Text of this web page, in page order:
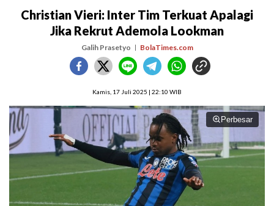
Christian Vieri: Inter Tim Terkuat Apalagi
Jika Rekrut Ademola Lookman
Galih Prasetyo BolaTimes.com
Kamis, 17 Juli 2025 | 22:10 WIB
Perbesar